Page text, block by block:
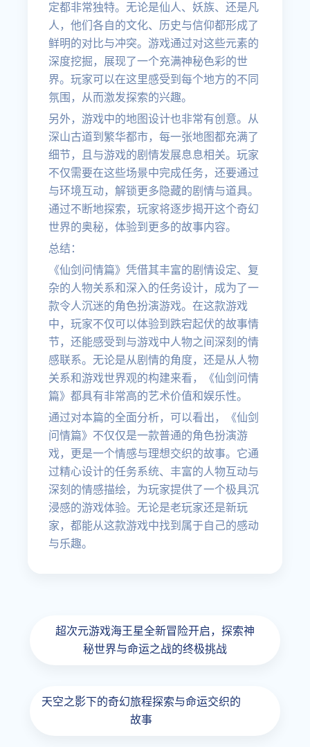
定都非常独特。无论是仙人、妖族、还是凡
人，他们各自的文化、历史与信仰都形成了
鲜明的对比与冲突。游戏通过对这些元素的
深度挖掘，展现了一个充满神秘色彩的世
界。玩家可以在这里感受到每个地方的不同
氛围，从而激发探索的兴趣。
另外，游戏中的地图设计也非常有创意。从
深山古道到繁华都市，每一张地图都充满了
细节，且与游戏的剧情发展息息相关。玩家
不仅需要在这些场景中完成任务，还要通过
与环境互动，解锁更多隐藏的剧情与道具。
通过不断地探索，玩家将逐步揭开这个奇幻
世界的奥秘，体验到更多的故事内容。
总结：
《仙剑问情篇》凭借其丰富的剧情设定、复
杂的人物关系和深入的任务设计，成为了一
款令人沉迷的角色扮演游戏。在这款游戏
中，玩家不仅可以体验到跌宕起伏的故事情
节，还能感受到与游戏中人物之间深刻的情
感联系。无论是从剧情的角度，还是从人物
关系和游戏世界观的构建来看，《仙剑问情
篇》都具有非常高的艺术价值和娱乐性。
通过对本篇的全面分析，可以看出，《仙剑
问情篇》不仅仅是一款普通的角色扮演游
戏，更是一个情感与理想交织的故事。它通
过精心设计的任务系统、丰富的人物互动与
深刻的情感描绘，为玩家提供了一个极具沉
浸感的游戏体验。无论是老玩家还是新玩
家，都能从这款游戏中找到属于自己的感动
与乐趣。
超次元游戏海王星全新冒险开启，探索神
秘世界与命运之战的终极挑战
天空之影下的奇幻旅程探索与命运交织的
故事